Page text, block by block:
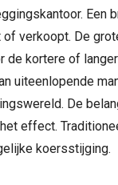
Een
verkoopt. De
de kortere of
uiteenlopende
De
effect.
koersstijging.